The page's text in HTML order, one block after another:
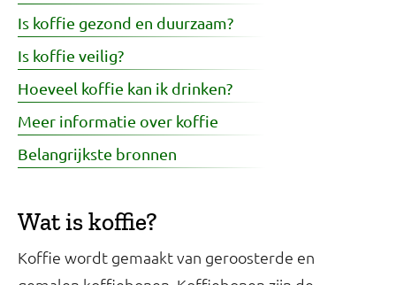
Is koffie gezond en duurzaam?
Is koffie veilig?
Hoeveel koffie kan ik drinken?
Meer informatie over koffie
Belangrijkste bronnen
Wat is koffie?
Koffie wordt gemaakt van geroosterde en